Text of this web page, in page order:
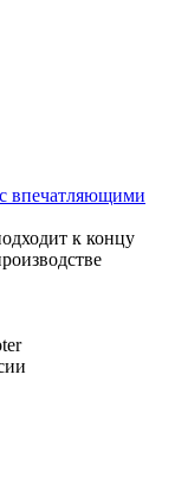
впечатляющими
к концу